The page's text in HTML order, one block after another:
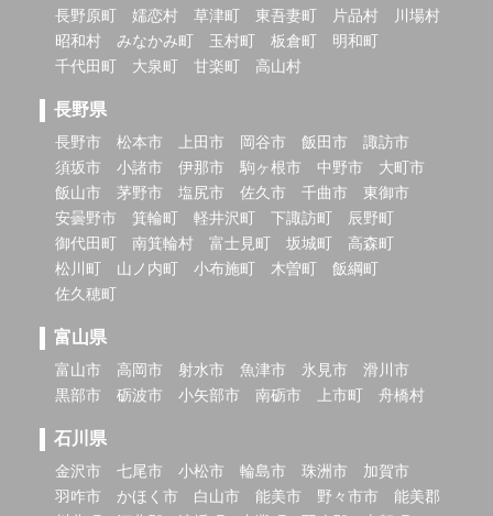
長野原町
嬬恋村 草津町 東吾妻町 片品村
川場村
昭和村
みなかみ町 玉村町 板倉町
明和町
千代田町
大泉町 甘楽町 高山村
長野県
長野市 松本市 上田市 岡谷市 飯田市
諏訪市
須坂市
小諸市 伊那市 駒ヶ根市 中野市
大町市
飯山市
茅野市 塩尻市 佐久市 千曲市
東御市
安曇野市
箕輪町 軽井沢町 下諏訪町
辰野町
御代田町
南箕輪村 富士見町 坂城町
高森町
松川町
山ノ内町 小布施町 木曽町
飯綱町
佐久穂町
富山県
富山市 高岡市 射水市 魚津市 氷見市
滑川市
黒部市
砺波市 小矢部市 南砺市 上市町 舟橋村
石川県
金沢市 七尾市 小松市 輪島市 珠洲市
加賀市
羽咋市
かほく市 白山市 能美市 野々市市
能美郡